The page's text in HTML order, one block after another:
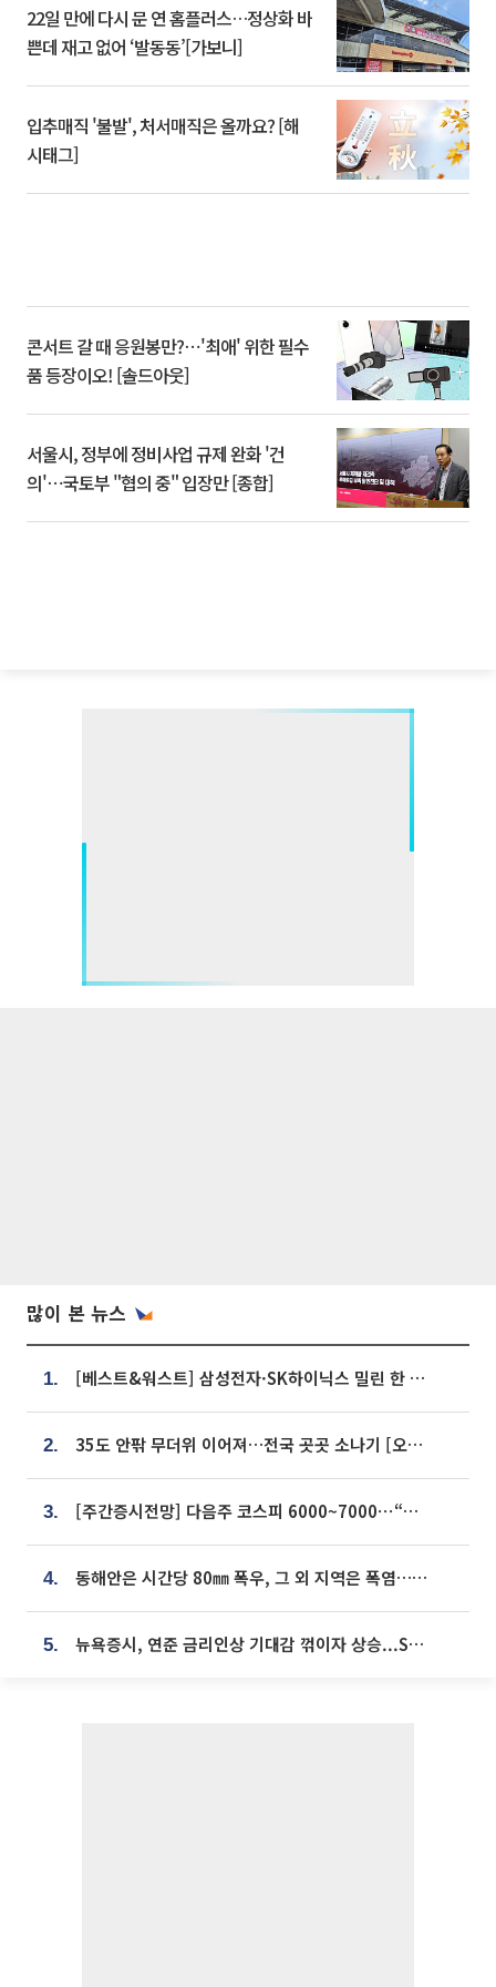
22일 만에 다시 문 연 홈플러스…정상화 바
쁜데 재고 없어 ‘발동동’[가보니]
입추매직 '불발', 처서매직은 올까요? [해
시태그]
콘서트 갈 때 응원봉만?⋯'최애' 위한 필수
품 등장이오! [솔드아웃]
서울시, 정부에 정비사업 규제 완화 '건
의'⋯국토부 "협의 중" 입장만 [종합]
많이 본 뉴스
1. [베스트&워스트] 삼성전자·SK하이닉스 밀린 한 주…상상인증권은 85% 급등
2. 35도 안팎 무더위 이어져…전국 곳곳 소나기 [오늘 날씨]
3. [주간증시전망] 다음주 코스피 6000~7000⋯“外人 수급은 정책이 변수”
4. 동해안은 시간당 80㎜ 폭우, 그 외 지역은 폭염…‘극과 극 날씨’
5. 뉴욕증시, 연준 금리인상 기대감 꺾이자 상승...S&P500 사상 최고치 [종합]